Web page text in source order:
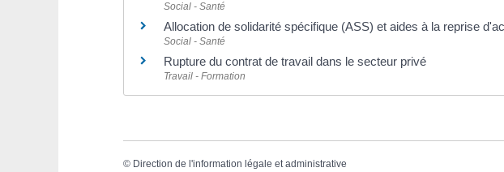
Social - Santé
Allocation de solidarité spécifique (ASS) et aides à la reprise
Social - Santé
Rupture du contrat de travail dans le secteur privé
Travail - Formation
© Direction de l'information légale et administrative